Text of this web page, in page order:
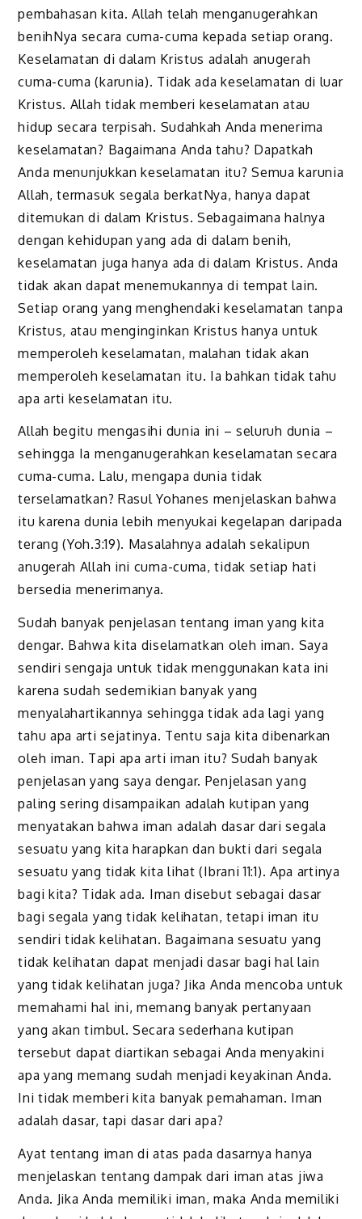
pembahasan kita. Allah telah menganugerahkan
benihNya secara cuma-cuma kepada setiap orang.
Keselamatan di dalam Kristus adalah anugerah
cuma-cuma (karunia). Tidak ada keselamatan di luar
Kristus. Allah tidak memberi keselamatan atau
hidup secara terpisah. Sudahkah Anda menerima
keselamatan? Bagaimana Anda tahu? Dapatkah
Anda menunjukkan keselamatan itu? Semua karunia
Allah, termasuk segala berkatNya, hanya dapat
ditemukan di dalam Kristus. Sebagaimana halnya
dengan kehidupan yang ada di dalam benih,
keselamatan juga hanya ada di dalam Kristus. Anda
tidak akan dapat menemukannya di tempat lain.
Setiap orang yang menghendaki keselamatan tanpa
Kristus, atau menginginkan Kristus hanya untuk
memperoleh keselamatan, malahan tidak akan
memperoleh keselamatan itu. Ia bahkan tidak tahu
apa arti keselamatan itu.
Allah begitu mengasihi dunia ini – seluruh dunia –
sehingga Ia menganugerahkan keselamatan secara
cuma-cuma. Lalu, mengapa dunia tidak
terselamatkan? Rasul Yohanes menjelaskan bahwa
itu karena dunia lebih menyukai kegelapan daripada
terang (Yoh.3:19). Masalahnya adalah sekalipun
anugerah Allah ini cuma-cuma, tidak setiap hati
bersedia menerimanya.
Sudah banyak penjelasan tentang iman yang kita
dengar. Bahwa kita diselamatkan oleh iman. Saya
sendiri sengaja untuk tidak menggunakan kata ini
karena sudah sedemikian banyak yang
menyalahartikannya sehingga tidak ada lagi yang
tahu apa arti sejatinya. Tentu saja kita dibenarkan
oleh iman. Tapi apa arti iman itu? Sudah banyak
penjelasan yang saya dengar. Penjelasan yang
paling sering disampaikan adalah kutipan yang
menyatakan bahwa iman adalah dasar dari segala
sesuatu yang kita harapkan dan bukti dari segala
sesuatu yang tidak kita lihat (Ibrani 11:1). Apa artinya
bagi kita? Tidak ada. Iman disebut sebagai dasar
bagi segala yang tidak kelihatan, tetapi iman itu
sendiri tidak kelihatan. Bagaimana sesuatu yang
tidak kelihatan dapat menjadi dasar bagi hal lain
yang tidak kelihatan juga? Jika Anda mencoba untuk
memahami hal ini, memang banyak pertanyaan
yang akan timbul. Secara sederhana kutipan
tersebut dapat diartikan sebagai Anda menyakini
apa yang memang sudah menjadi keyakinan Anda.
Ini tidak memberi kita banyak pemahaman. Iman
adalah dasar, tapi dasar dari apa?
Ayat tentang iman di atas pada dasarnya hanya
menjelaskan tentang dampak dari iman atas jiwa
Anda. Jika Anda memiliki iman, maka Anda memiliki